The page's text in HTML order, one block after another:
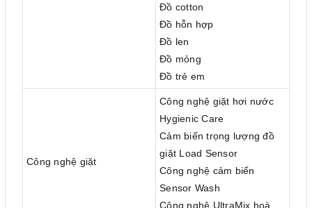
Đồ cotton
Đồ hỗn hợp
Đồ len
Đồ mỏng
Đồ trẻ em
Công nghệ giặt
Công nghệ giặt hơi nước
Hygienic Care
Cảm biến trọng lượng đồ
giặt Load Sensor
Công nghệ cảm biến
Sensor Wash
Công nghệ UltraMix hoà